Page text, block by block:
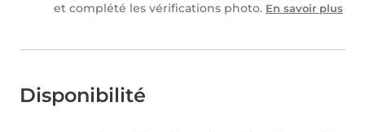
et complété les vérifications photo. En savoir plus
Disponibilité